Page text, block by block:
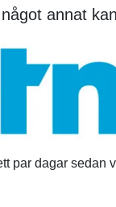
annat
par dagar sedan